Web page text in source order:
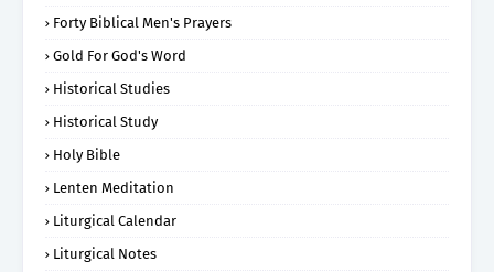
Forty Biblical Men's Prayers
Gold For God's Word
Historical Studies
Historical Study
Holy Bible
Lenten Meditation
Liturgical Calendar
Liturgical Notes